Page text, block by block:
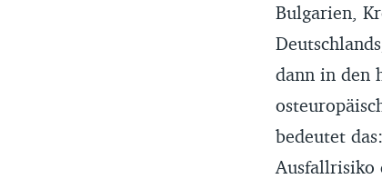
Bulgarien,
dann in den
bedeutet
Ausfallrisiko